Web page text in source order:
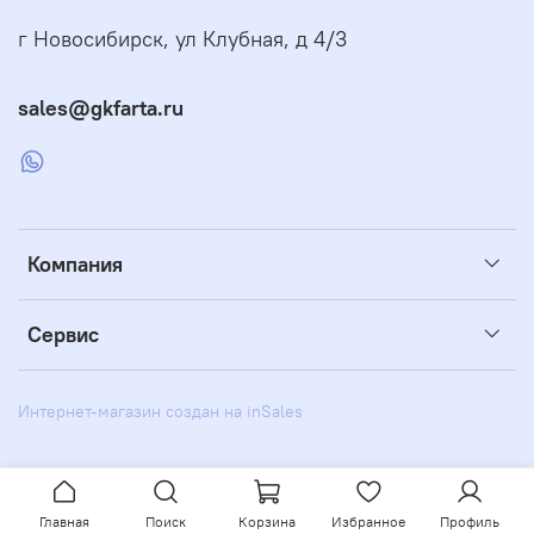
Компания
Сервис
г Новосибирск, ул Клубная, д 4/3
sales@gkfarta.ru
Интернет-магазин создан на inSales
Главная Поиск Корзина Избранное Профиль